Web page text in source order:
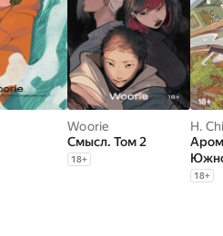
Woorie
Смысл. Том 2
18+
H.
18+